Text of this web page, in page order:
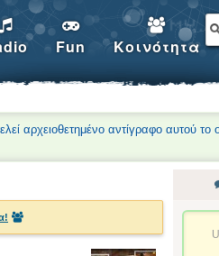
Fun Κοινότητα
αρχειοθετημένο αντίγραφο αυτού το